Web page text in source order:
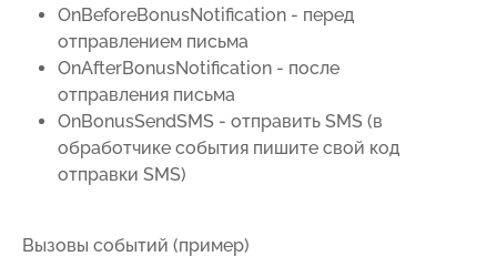
OnBeforeBonusNotification - перед
отправлением письма
OnAfterBonusNotification - после
отправления письма
OnBonusSendSMS - отправить SMS (в
обработчике события пишите свой код
отправки SMS)
Вызовы событий (пример)